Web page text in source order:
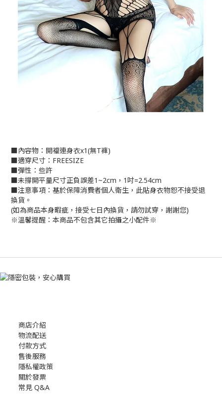
■內容物：開襠連身衣x1(無T褲)
■適穿尺寸：FREESIZE
■彈性：些許
■未撐開平量尺寸正負誤差1~2cm，1吋=2.54cm
■注意事項：基於保障消費者個人衛生，此貼身衣物恕不接受退
換貨。
(如為商品本身暇疵，接受七日內換貨，請勿試穿，謝謝您)
※溫馨提醒：本商品不包含其它拍攝之小配件※
商店介紹
物流配送
付款方式
售後服務
隱私權政策
關於發票
常見 Q&A